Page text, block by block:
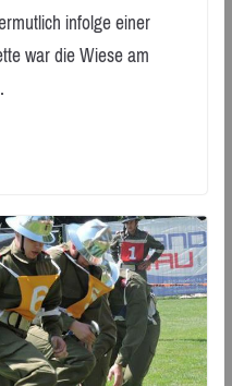
infolge einer
war die Wiese am